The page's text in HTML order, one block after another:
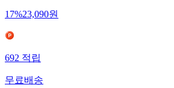
17%23,090원
692적립
무료배송